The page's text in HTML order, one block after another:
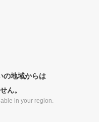
の地域からは
ん。
in your region.